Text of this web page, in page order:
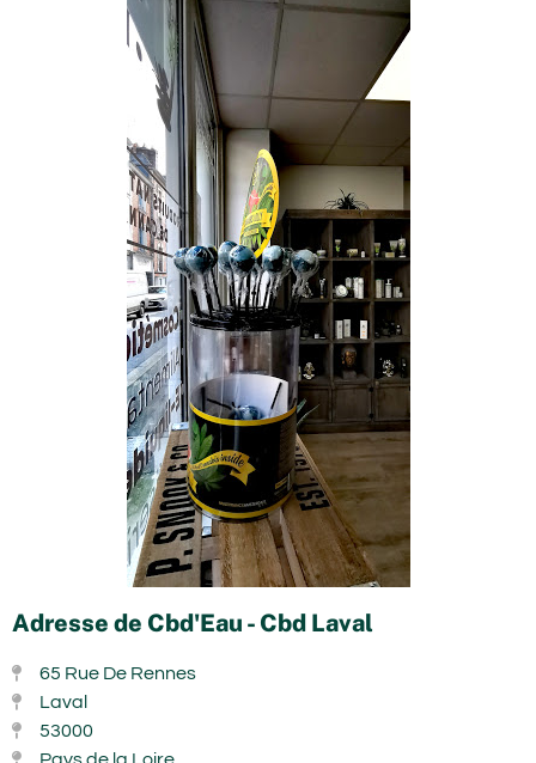
Adresse de Cbd'Eau - Cbd Laval
65 Rue De Rennes
Laval
53000